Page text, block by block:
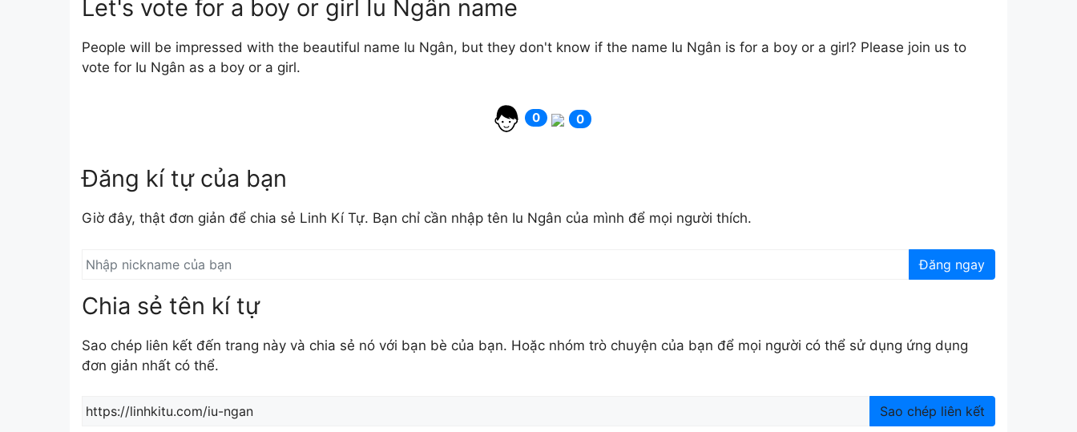
Let's vote for a boy or girl Iu Ngân name
People will be impressed with the beautiful name Iu Ngân, but they don't know if the name Iu Ngân is for a boy or a girl? Please join us to
vote for Iu Ngân as a boy or a girl.
0 0
Đăng kí tự của bạn
Giờ đây, thật đơn giản để chia sẻ Linh Kí Tự. Bạn chỉ cần nhập tên Iu Ngân của mình để mọi người thích.
Đăng ngay
Chia sẻ tên kí tự
Sao chép liên kết đến trang này và chia sẻ nó với bạn bè của bạn. Hoặc nhóm trò chuyện của bạn để mọi người có thể sử dụng ứng dụng
đơn giản nhất có thể.
Sao chép liên kết